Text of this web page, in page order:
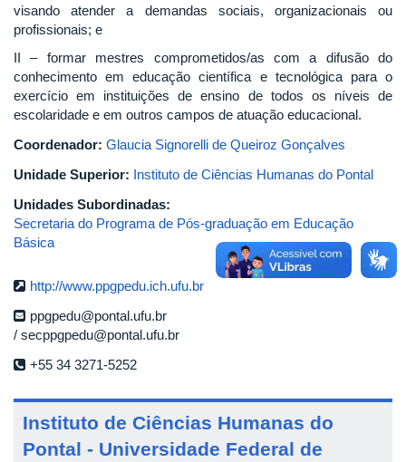
visando atender a demandas sociais, organizacionais ou
profissionais; e
II – formar mestres comprometidos/as com a difusão do
conhecimento em educação científica e tecnológica para o
exercício em instituições de ensino de todos os níveis de
escolaridade e em outros campos de atuação educacional.
Coordenador: Glaucia Signorelli de Queiroz Gonçalves
Unidade Superior: Instituto de Ciências Humanas do Pontal
Unidades Subordinadas:
Secretaria do Programa de Pós-graduação em Educação
Básica
http://www.ppgpedu.ich.ufu.br
ppgpedu@pontal.ufu.br
secppgpedu@pontal.ufu.br
+55 34 3271-5252
Instituto de Ciências Humanas do
Pontal - Universidade Federal de